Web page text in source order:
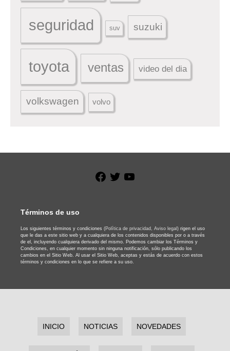
seguridad suv suzuki
toyota ventas video del dia
volkswagen volvo
Facebook
Twitter
Términos de uso
Los siguientes términos y condiciones (Política de privacidad, Aviso legal) rigen el uso
que le das a este sitio web y a cualquiera de los contenidos disponibles por o a través
de el, incluyendo cualquiera derivado del mismo. Podemos cambiar los Términos y
Condiciones, en cualquier momento sin ninguna notificación, sólo publicando los
cambios en el Sitio Web. Al usar el Sitio Web, aceptas y estás de acuerdo con estos
términos y condiciones en lo que se refiere a su uso.
INICIO NOTICIAS NOVEDADES